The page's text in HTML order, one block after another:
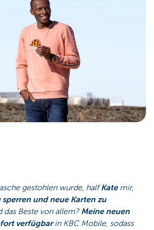
gestohlen wurde, halfKatemir,
sperren und neue Karten zu
das Beste von allem? Meine neuen
verfügbarin KBC Mobile, sodass